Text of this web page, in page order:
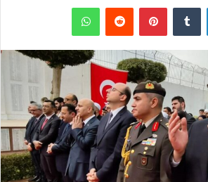
لينكدإن بينتيريست واتساب